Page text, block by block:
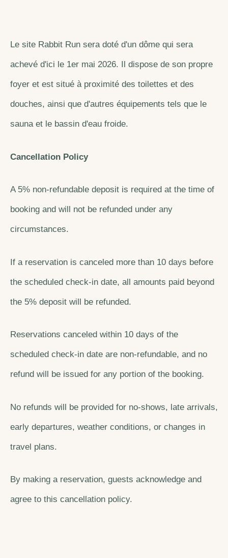
Le site Rabbit Run sera doté d'un dôme qui sera
achevé d'ici le 1er mai 2026. Il dispose de son propre
foyer et est situé à proximité des toilettes et des
douches, ainsi que d'autres équipements tels que le
sauna et le bassin d'eau froide.
Cancellation Policy
A 5% non-refundable deposit is required at the time of
booking and will not be refunded under any
circumstances.
If a reservation is canceled more than 10 days before
the scheduled check-in date, all amounts paid beyond
the 5% deposit will be refunded.
Reservations canceled within 10 days of the
scheduled check-in date are non-refundable, and no
refund will be issued for any portion of the booking.
No refunds will be provided for no-shows, late arrivals,
early departures, weather conditions, or changes in
travel plans.
By making a reservation, guests acknowledge and
agree to this cancellation policy.